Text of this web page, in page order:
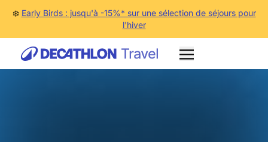
❄️ Early Birds : jusqu'à -15%* sur une sélection de séjours pour
l'hiver